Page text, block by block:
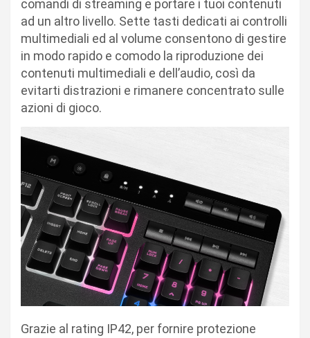
comandi di streaming e portare i tuoi contenuti
ad un altro livello. Sette tasti dedicati ai controlli
multimediali ed al volume consentono di gestire
in modo rapido e comodo la riproduzione dei
contenuti multimediali e dell’audio, così da
evitarti distrazioni e rimanere concentrato sulle
azioni di gioco.
Grazie al rating IP42, per fornire protezione